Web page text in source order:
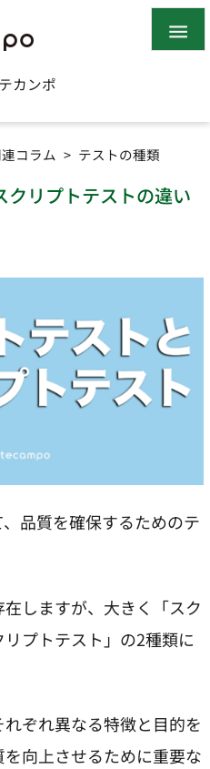
カンポ

コラム > テストの種類
クリプトテストの違い
品質を確保するためのテ
しますが、大きく「スク
プトテスト」の2種類に
ぞれ異なる特徴と目的を
向上させるために重要な